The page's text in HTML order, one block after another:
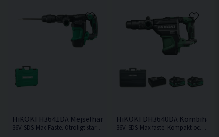
HiKOKI H3641DA Mejselhammare 36V
36V. SDS-Max Fäste. Otroligt stark batteridriven mejselhammare från HiKOKI som kan jämnföras med en nätdriven. Levererar hela 10,0 Joule. Levereras utan batteri & laddare.
HiKOKI DH3640DA
36V. SDS-Max fäste. Kompakt och kraftfull med hög avverkning och snabb borrsjunkhastighet.